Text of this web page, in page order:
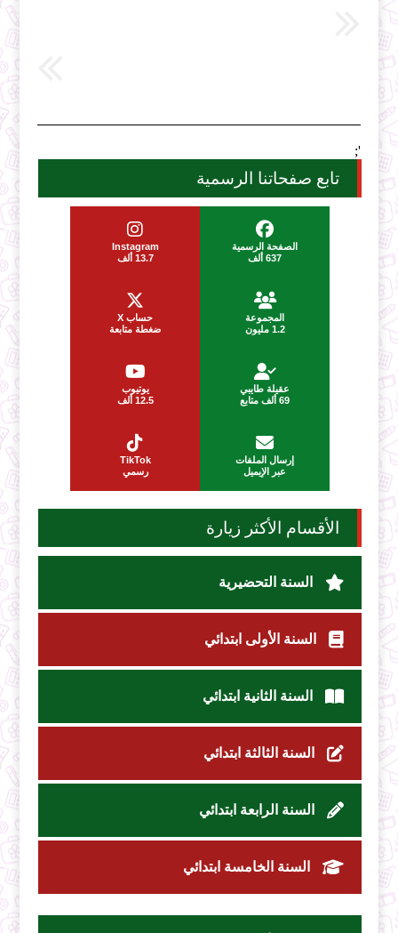
';
تابع صفحاتنا الرسمية
الصفحة الرسمية
637 ألف
Instagram
13.7 ألف
المجموعة
1.2 مليون
حساب X
ضغطة متابعة
عقيلة طايبي
69 ألف متابع
يوتيوب
12.5 ألف
إرسال الملفات
عبر الإيميل
TikTok
رسمي
الأقسام الأكثر زيارة
السنة التحضيرية
السنة الأولى ابتدائي
السنة الثانية ابتدائي
السنة الثالثة ابتدائي
السنة الرابعة ابتدائي
السنة الخامسة ابتدائي